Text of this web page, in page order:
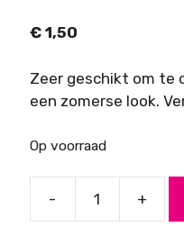
€1,50
Zeer geschikt om te
een zomerse look.
Op voorraad
- +